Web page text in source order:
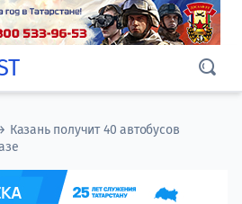
Казань получит 40 автобусов